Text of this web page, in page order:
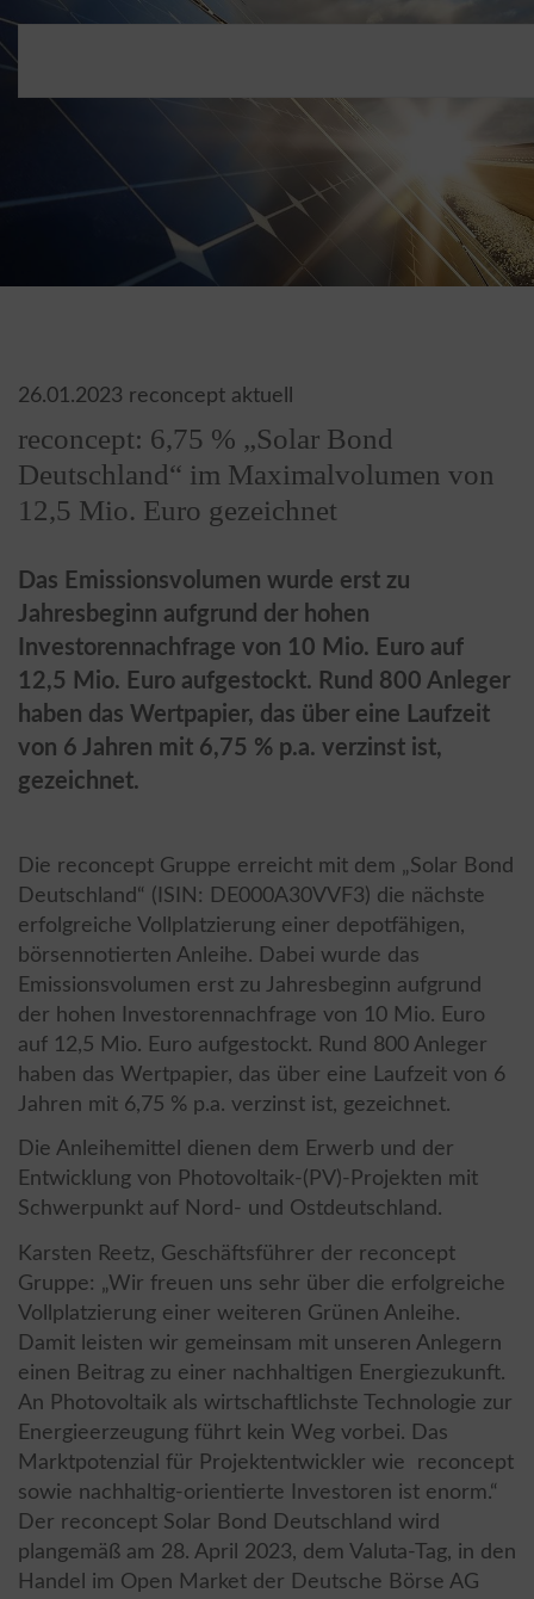
26.01.2023 reconcept aktuell
reconcept: 6,75 % „Solar Bond
Deutschland“ im Maximalvolumen von
12,5 Mio. Euro gezeichnet
Das Emissionsvolumen wurde erst zu
Jahresbeginn aufgrund der hohen
Investorennachfrage von 10 Mio. Euro auf
12,5 Mio. Euro aufgestockt. Rund 800 Anleger
haben das Wertpapier, das über eine Laufzeit
von 6 Jahren mit 6,75 % p.a. verzinst ist,
gezeichnet.
Die reconcept Gruppe erreicht mit dem „Solar Bond
Deutschland“ (ISIN: DE000A30VVF3) die nächste
erfolgreiche Vollplatzierung einer depotfähigen,
börsennotierten Anleihe. Dabei wurde das
Emissionsvolumen erst zu Jahresbeginn aufgrund
der hohen Investorennachfrage von 10 Mio. Euro
auf 12,5 Mio. Euro aufgestockt. Rund 800 Anleger
haben das Wertpapier, das über eine Laufzeit von 6
Jahren mit 6,75 % p.a. verzinst ist, gezeichnet.
Die Anleihemittel dienen dem Erwerb und der
Entwicklung von Photovoltaik-(PV)-Projekten mit
Schwerpunkt auf Nord- und Ostdeutschland.
Karsten Reetz, Geschäftsführer der reconcept
Gruppe: „Wir freuen uns sehr über die erfolgreiche
Vollplatzierung einer weiteren Grünen Anleihe.
Damit leisten wir gemeinsam mit unseren Anlegern
einen Beitrag zu einer nachhaltigen Energiezukunft.
An Photovoltaik als wirtschaftlichste Technologie zur
Energieerzeugung führt kein Weg vorbei. Das
Marktpotenzial für Projektentwickler wie reconcept
sowie nachhaltig-orientierte Investoren ist enorm.“
Der reconcept Solar Bond Deutschland wird
plangemäß am 28. April 2023, dem Valuta-Tag, in den
Handel im Open Market der Deutsche Börse AG